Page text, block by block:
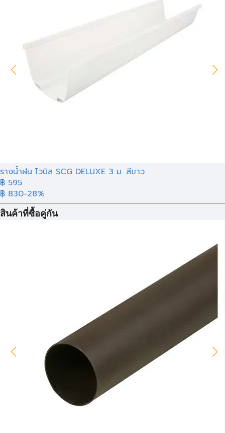
รางน้ำฝน ไวนิล SCG DELUXE 3 ม. สีขาว
฿ 595
฿ 830-28%
สินค้าที่ซื้อคู่กัน